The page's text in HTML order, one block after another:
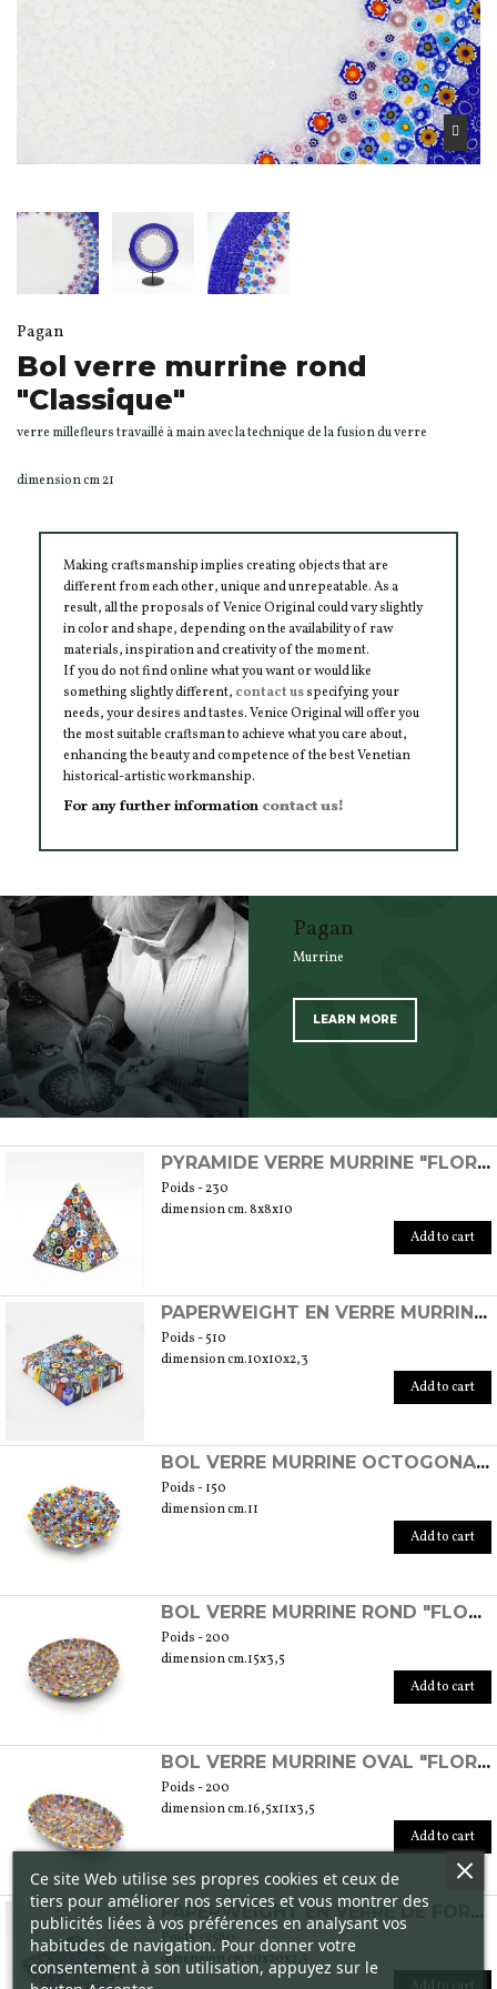
Pagan
Bol verre murrine rond
"Classique"
verre millefleurs travaillé à main avec la technique de la fusion du verre
dimension cm 21
Making craftsmanship implies creating objects that are
different from each other, unique and unrepeatable. As a
result, all the proposals of Venice Original could vary slightly
in color and shape, depending on the availability of raw
materials, inspiration and creativity of the moment.
If you do not find online what you want or would like
something slightly different, contact usspecifying your
needs, your desires and tastes. Venice Original will offer you
the most suitable craftsman to achieve what you care about,
enhancing the beauty and competence of the best Venetian
historical-artistic workmanship.
For any further information contact us!
Pagan
Murrine
LEARN MORE
PYRAMIDE VERRE MURRINE "FLORALE"
Poids - 230
dimension cm. 8x8x10
Add to cart
PAPERWEIGHT EN VERRE MURRINE "FLORAL" CARRÉ
Poids - 510
dimension cm.10x10x2,3
Add to cart
BOL VERRE MURRINE OCTOGONAL "FLORAL TRANSPARENT"
Poids - 150
dimension cm.11
Add to cart
BOL VERRE MURRINE ROND "FLORAL OPAQUE"
Poids - 200
dimension cm.15x3,5
Add to cart
BOL VERRE MURRINE OVAL "FLORAL OPAQUE"
Poids - 200
dimension cm.16,5x11x3,5
Add to cart
Poids - 2580
dimension cm 20x20x2,5
Ce site Web utilise ses propres cookies et ceux de
tiers pour améliorer nos services et vous montrer des
publicités liées à vos préférences en analysant vos
habitudes de navigation. Pour donner votre
consentement à son utilisation, appuyez sur le